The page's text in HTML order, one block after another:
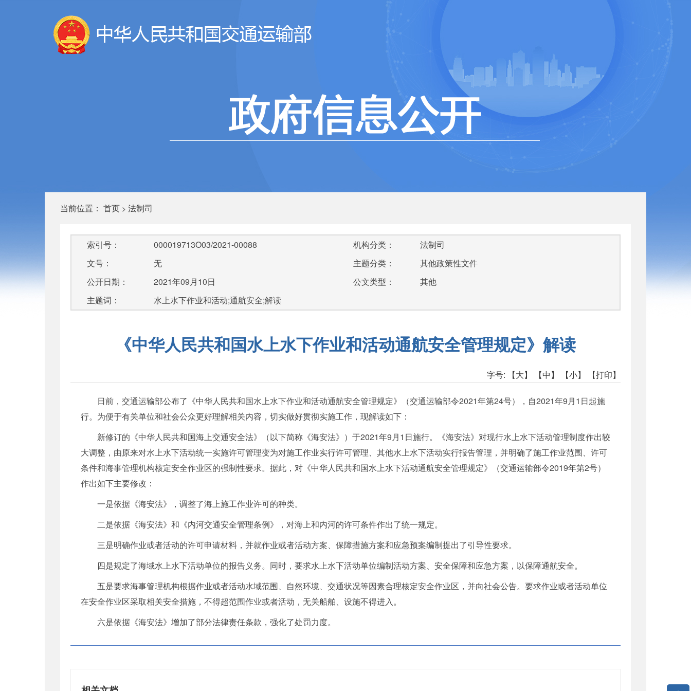
当前位置： 首页 > 法制司
索引号：
000019713O03/2021-00088
文号：
无
公开日期：
2021年09月10日
主题词：
水上水下作业和活动;通航安全;解读
机构分类：
法制司
主题分类：
其他政策性文件
公文类型：
其他
《中华人民共和国水上水下作业和活动通航安全管理规定》解读
字号: 【大】 【中】 【小】 【打印】
日前，交通运输部公布了《中华人民共和国水上水下作业和活动通航安全管理规定》（交通运输部令2021年第24号），自2021年9月1日起施
行。为便于有关单位和社会公众更好理解相关内容，切实做好贯彻实施工作，现解读如下：
新修订的《中华人民共和国海上交通安全法》（以下简称《海安法》）于2021年9月1日施行。《海安法》对现行水上水下活动管理制度作出较
大调整，由原来对水上水下活动统一实施许可管理变为对施工作业实行许可管理、其他水上水下活动实行报告管理，并明确了施工作业范围、许可
条件和海事管理机构核定安全作业区的强制性要求。据此，对《中华人民共和国水上水下活动通航安全管理规定》（交通运输部令2019年第2号）
作出如下主要修改：
一是依据《海安法》，调整了海上施工作业许可的种类。
二是依据《海安法》和《内河交通安全管理条例》，对海上和内河的许可条件作出了统一规定。
三是明确作业或者活动的许可申请材料，并就作业或者活动方案、保障措施方案和应急预案编制提出了引导性要求。
四是规定了海域水上水下活动单位的报告义务。同时，要求水上水下活动单位编制活动方案、安全保障和应急方案，以保障通航安全。
五是要求海事管理机构根据作业或者活动水域范围、自然环境、交通状况等因素合理核定安全作业区，并向社会公告。要求作业或者活动单位
在安全作业区采取相关安全措施，不得超范围作业或者活动，无关船舶、设施不得进入。
六是依据《海安法》增加了部分法律责任条款，强化了处罚力度。